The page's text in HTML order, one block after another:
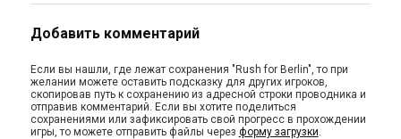
Добавить комментарий
Если вы нашли, где лежат сохранения "Rush for Berlin", то при
желании можете оставить подсказку для других игроков,
скопировав путь к сохранению из адресной строки проводника и
отправив комментарий. Если вы хотите поделиться
сохранениями или зафиксировать свой прогресс в прохождении
игры, то можете отправить файлы через форму загрузки.